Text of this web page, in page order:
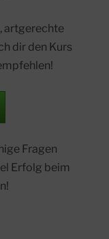
artgerechte
dir den Kurs
Fragen
Erfolg beim